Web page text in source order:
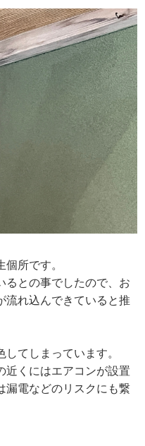
所です。
るとの事でしたので、お
流れ込んできていると推
てしまっています。
近くにはエアコンが設置
漏電などのリスクにも繋